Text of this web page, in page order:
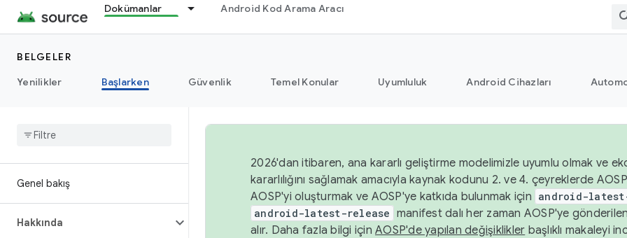
Dokümanlar Android Kod Arama Aracı
BELGELER
Yenilikler
Başlarken Güvenlik Temel Konular Uyumluluk Android Cihazları
Genel bakış
Hakkında
2026'dan itibaren, ana kararlı geliştirme modelimizle uyumlu olmak ve
kararlılığını sağlamak amacıyla kaynak kodunu 2. ve 4. çeyreklerde
AOSP'yi oluşturmak ve AOSP'ye katkıda bulunmak için android-
android-latest-release manifest dalı her zaman AOSP'ye
alır. Daha fazla bilgi için AOSP'de yapılan değişiklikler başlıklı makaleyi